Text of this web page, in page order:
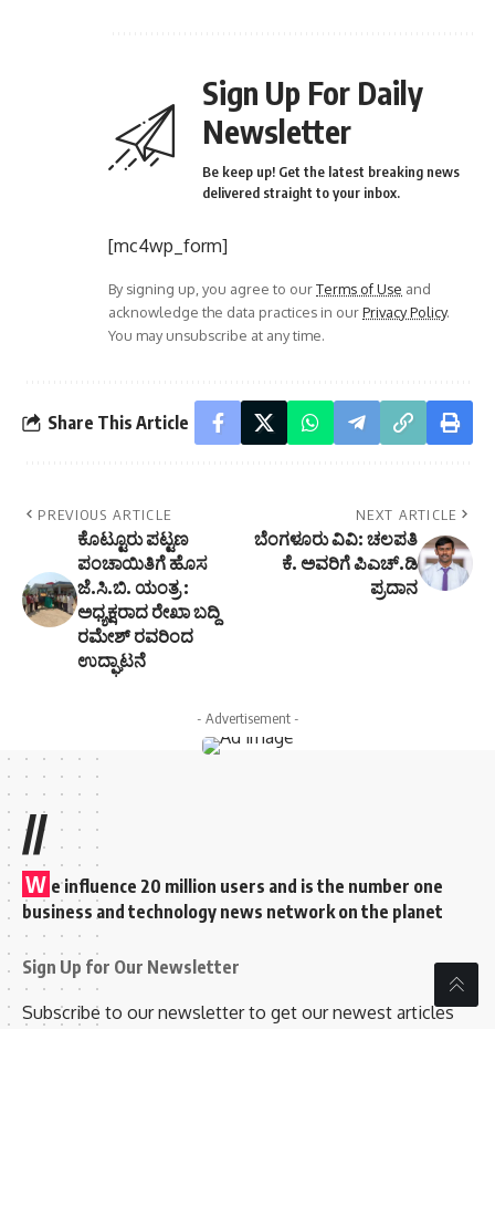
Sign Up For Daily
Newsletter
Be keep up! Get the latest breaking news
delivered straight to your inbox.
[mc4wp_form]
By signing up, you agree to ourTerms of Use and
acknowledge the data practices in ourPrivacy Policy.
You may unsubscribe at any time.
Share This Article
PREVIOUS ARTICLE
ಕೊಟ್ಟೂರು ಪಟ್ಟಣ
ಪಂಚಾಯಿತಿಗೆ ಹೊಸ
ಜೆ.ಸಿ.ಬಿ. ಯಂತ್ರ :
ಅಧ್ಯಕ್ಷರಾದ ರೇಖಾ ಬದ್ದಿ
ರಮೇಶ್ ರವರಿಂದ
ಉದ್ಘಾಟನೆ
NEXT ARTICLE
ಬೆಂಗಳೂರು ವಿವಿ: ಚಲಪತಿ
ಕೆ. ಅವರಿಗೆ ಪಿಎಚ್‌.ಡಿ
ಪ್ರದಾನ
- Advertisement -
//
W e influence 20 million users and is the number one
business and technology news network on the planet
Sign Up for Our Newsletter
Subscribe to our newsletter to get our newest articles